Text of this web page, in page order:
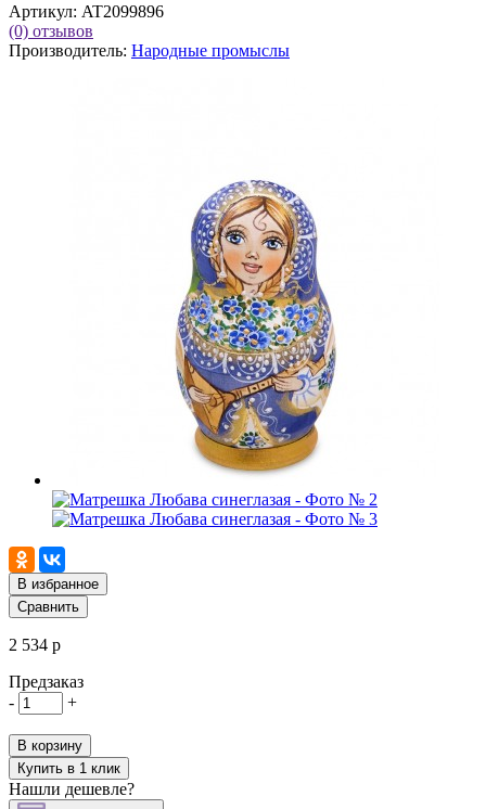
Артикул: AT2099896
(0) отзывов
Производитель: Народные промыслы
В избранное
Сравнить
2 534 р
Предзаказ
-
+
В корзину
Купить в 1 клик
Нашли дешевле?